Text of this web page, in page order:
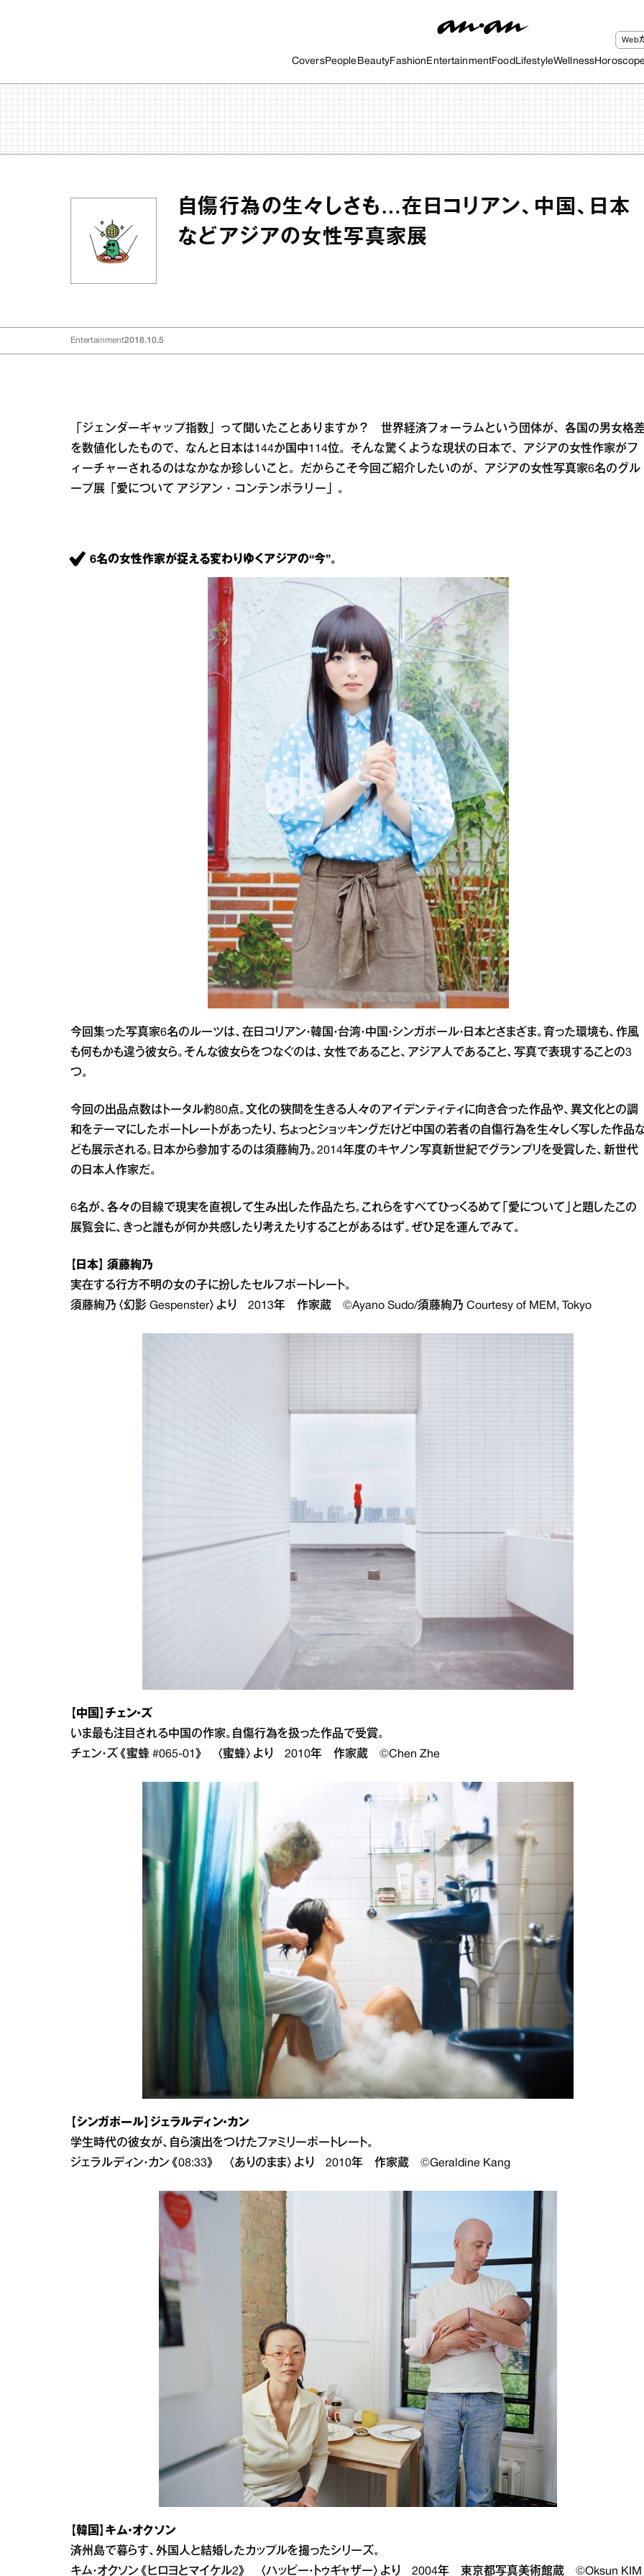
CoversPeople BeautyFashion EntertainmentFood LifestyleWellness
Web
自傷行為の生々しさも…在日コリアン、中国、日本
などアジアの女性写真家展
Entertainment2018.10.5
「ジェンダーギャップ指数」って聞いたことありますか？ 世界経済フォーラムという団体が、各国の男女格
を数値化したもので、なんと日本は144か国中114位。そんな驚くような現状の日本で、アジアの女性作家がフ
ィーチャーされるのはなかなか珍しいこと。だからこそ今回ご紹介したいのが、アジアの女性写真家6名のグル
ープ展「愛について アジアン・コンテンポラリー」。
6名の女性作家が捉える変わりゆくアジアの“今”。
今回集った写真家6名のルーツは、在日コリアン・韓国・台湾・中国・シンガポール・日本とさまざま。育った環境も、作風
も何もかも違う彼女ら。そんな彼女らをつなぐのは、女性であること、アジア人であること、写真で表現することの3
つ。
今回の出品点数はトータル約80点。文化の狭間を生きる人々のアイデンティティに向き合った作品や、異文化との調
和をテーマにしたポートレートがあったり、ちょっとショッキングだけど中国の若者の自傷行為を生々しく写した作品
ども展示される。日本から参加するのは須藤絢乃。2014年度のキヤノン写真新世紀でグランプリを受賞した、新世代
の日本人作家だ。
6名が、各々の目線で現実を直視して生み出した作品たち。これらをすべてひっくるめて「愛について」と題したこの
展覧会に、きっと誰もが何か共感したり考えたりすることがあるはず。ぜひ足を運んでみて。
【日本】 須藤絢乃
実在する行方不明の女の子に扮したセルフポートレート。
須藤絢乃〈幻影 Gespenster〉より 2013年 作家蔵 ©Ayano Sudo/須藤絢乃 Courtesy of MEM, Tokyo
【中国】チェン・ズ
いま最も注目される中国の作家。自傷行為を扱った作品で受賞。
チェン・ズ《蜜蜂 #065-01》 〈蜜蜂〉より 2010年 作家蔵 ©Chen Zhe
【シンガポール】ジェラルディン・カン
学生時代の彼女が、自ら演出をつけたファミリーポートレート。
ジェラルディン・カン《08:33》 〈ありのまま〉より 2010年 作家蔵 ©Geraldine Kang
【韓国】キム・オクソン
済州島で暮らす、外国人と結婚したカップルを撮ったシリーズ。
キム・オクソン《ヒロヨとマイケル2》 〈ハッピー・トゥギャザー〉より 2004年 東京都写真美術館蔵 ©Oksun KIM